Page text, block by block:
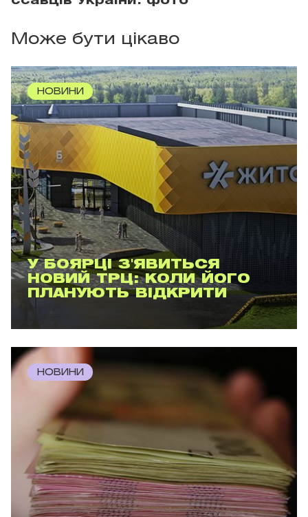
Може бути цікаво
НОВИНИ
У БОЯРЦІ З'ЯВИТЬСЯ
НОВИЙ ТРЦ: КОЛИ ЙОГО
ПЛАНУЮТЬ ВІДКРИТИ
НОВИНИ